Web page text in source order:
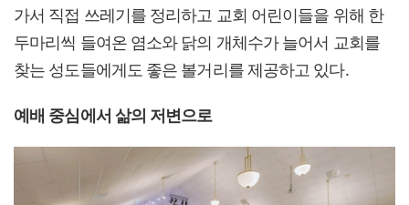
가서 직접 쓰레기를 정리하고 교회 어린이들을 위해 한
두마리씩 들여온 염소와 닭의 개체수가 늘어서 교회를
찾는 성도들에게도 좋은 볼거리를 제공하고 있다.
예배 중심에서 삶의 저변으로